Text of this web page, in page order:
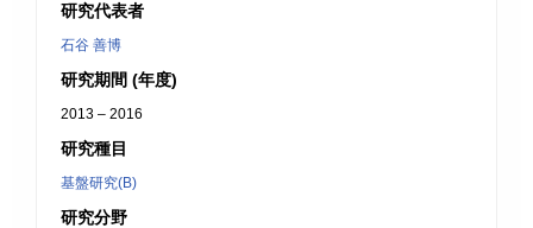
研究代表者
石谷 善博
研究期間 (年度)
2013 – 2016
研究種目
基盤研究(B)
研究分野